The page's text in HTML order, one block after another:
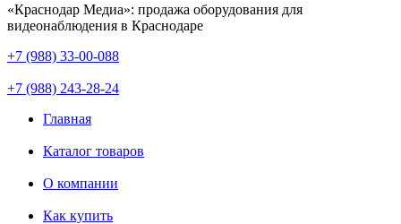
«Краснодар Медиа»: продажа оборудования для
видеонаблюдения в Краснодаре
+7 (988) 33-00-088
+7 (988) 243-28-24
Главная
Каталог товаров
О компании
Как купить